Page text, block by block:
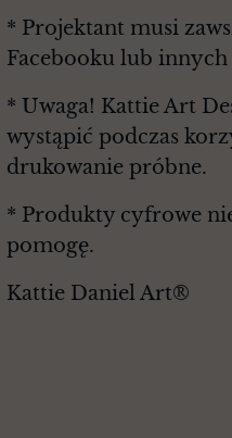
* Projektant musi
Facebooku lub innych
* Uwaga! Kattie Art
wystąpić podczas
drukowanie próbne.
* Produkty cyfrowe
pomogę.
Kattie Daniel Art®